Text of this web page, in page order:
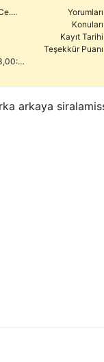
14/01/2023,00:45
Kayıt
Teşekkür
arkaya